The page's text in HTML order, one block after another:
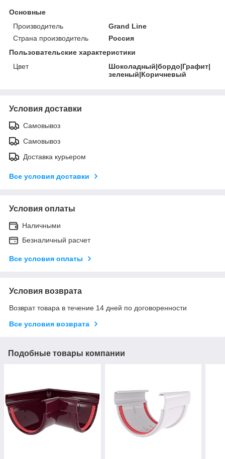
Основные
Производитель
Grand Line
Страна производитель
Россия
Пользовательские характеристики
Цвет
Шоколадный|бордо|Графит|
зеленый|Коричневый
Условия доставки
Самовывоз
Самовывоз
Доставка курьером
Все условия доставки
Условия оплаты
Наличными
Безналичный расчет
Все условия оплаты
Условия возврата
Возврат товара в течение 14 дней по договоренности
Все условия возврата
Подобные товары компании